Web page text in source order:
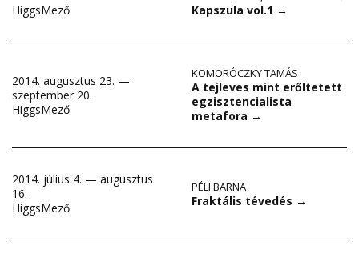
HiggsMező
Kapszula vol.1 →
2014. augusztus 23. —
szeptember 20.
HiggsMező
KOMORÓCZKY TAMÁS
A tejleves mint erőltetett
egzisztencialista
metafora →
2014. július 4. — augusztus
16.
HiggsMező
PÉLI BARNA
Fraktális tévedés →